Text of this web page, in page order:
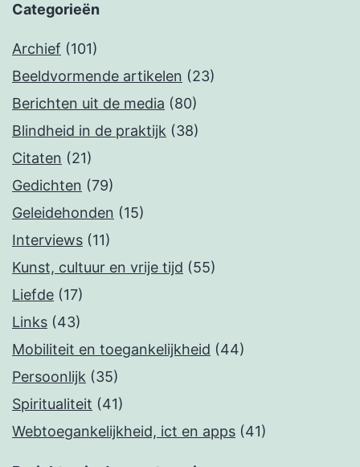
Categorieën
Archief (101)
Beeldvormende artikelen (23)
Berichten uit de media (80)
Blindheid in de praktijk (38)
Citaten (21)
Gedichten (79)
Geleidehonden (15)
Interviews (11)
Kunst, cultuur en vrije tijd (55)
Liefde (17)
Links (43)
Mobiliteit en toegankelijkheid (44)
Persoonlijk (35)
Spiritualiteit (41)
Webtoegankelijkheid, ict en apps (41)